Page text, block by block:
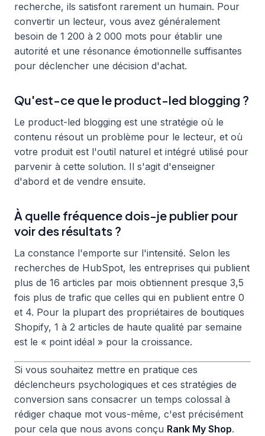
recherche, ils satisfont rarement un humain. Pour
convertir un lecteur, vous avez généralement
besoin de 1 200 à 2 000 mots pour établir une
autorité et une résonance émotionnelle suffisantes
pour déclencher une décision d'achat.
Qu'est-ce que le product-led blogging ?
Le product-led blogging est une stratégie où le
contenu résout un problème pour le lecteur, et où
votre produit est l'outil naturel et intégré utilisé pour
parvenir à cette solution. Il s'agit d'enseigner
d'abord et de vendre ensuite.
À quelle fréquence dois-je publier pour
voir des résultats ?
La constance l'emporte sur l'intensité. Selon les
recherches de HubSpot, les entreprises qui publient
plus de 16 articles par mois obtiennent presque 3,5
fois plus de trafic que celles qui en publient entre 0
et 4. Pour la plupart des propriétaires de boutiques
Shopify, 1 à 2 articles de haute qualité par semaine
est le « point idéal » pour la croissance.
Si vous souhaitez mettre en pratique ces
déclencheurs psychologiques et ces stratégies de
conversion sans consacrer un temps colossal à
rédiger chaque mot vous-même, c'est précisément
pour cela que nous avons conçu Rank My Shop.